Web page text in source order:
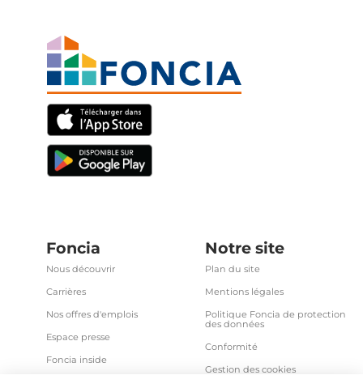
Foncia
Nous découvrir
Carrières
Nos offres d'emplois
Espace presse
Foncia inside
Notre site
Plan du site
Mentions légales
Politique Foncia de protection
des données
Conformité
Gestion des cookies